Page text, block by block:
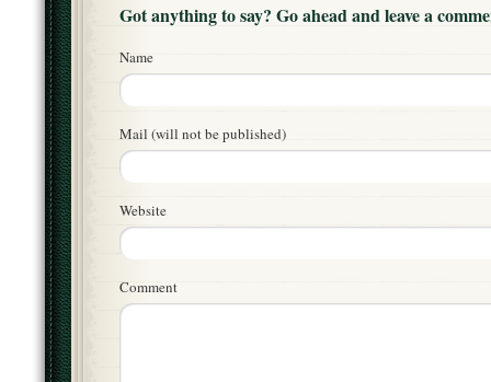
Got anything to say? Go ahead and leave a
Name
Mail (will not be published)
Website
Comment